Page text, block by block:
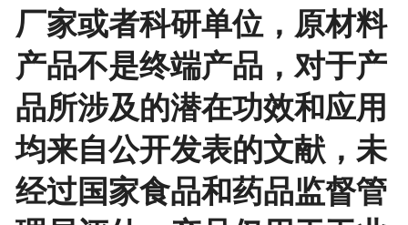
厂家或者科研单位，原材料
产品不是终端产品，对于产
品所涉及的潜在功效和应用
均来自公开发表的文献，未
经过国家食品和药品监督管